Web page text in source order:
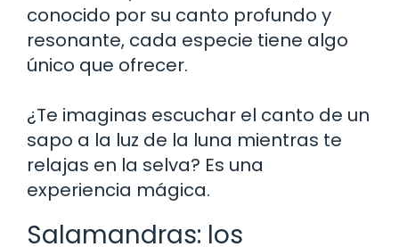
conocido por su canto profundo y
resonante, cada especie tiene algo
único que ofrecer.
¿Te imaginas escuchar el canto de un
sapo a la luz de la luna mientras te
relajas en la selva? Es una
experiencia mágica.
Salamandras: los